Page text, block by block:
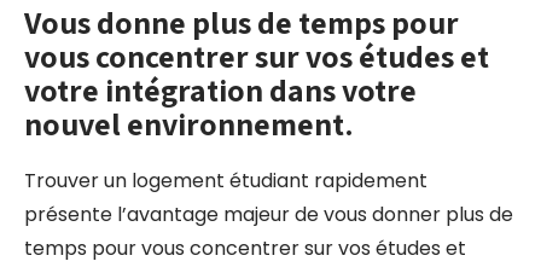
Vous donne plus de temps pour
vous concentrer sur vos études et
votre intégration dans votre
nouvel environnement.
Trouver un logement étudiant rapidement
présente l’avantage majeur de vous donner plus de
temps pour vous concentrer sur vos études et